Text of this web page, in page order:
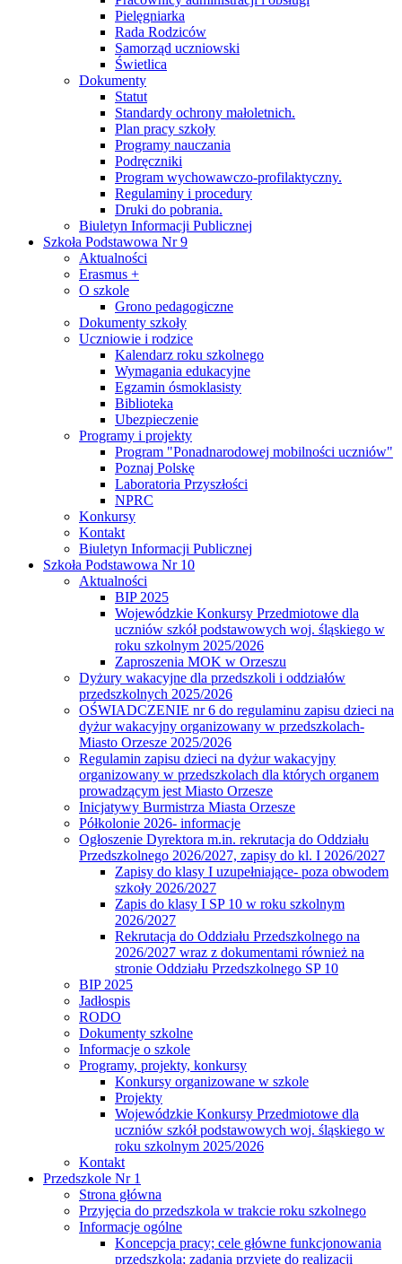
Pielęgniarka
Rada Rodziców
Samorząd uczniowski
Świetlica
Dokumenty
Statut
Standardy ochrony małoletnich.
Plan pracy szkoły
Programy nauczania
Podręczniki
Program wychowawczo-profilaktyczny.
Regulaminy i procedury
Druki do pobrania.
Biuletyn Informacji Publicznej
Szkoła Podstawowa Nr 9
Aktualności
Erasmus +
O szkole
Grono pedagogiczne
Dokumenty szkoły
Uczniowie i rodzice
Kalendarz roku szkolnego
Wymagania edukacyjne
Egzamin ósmoklasisty
Biblioteka
Ubezpieczenie
Programy i projekty
Program "Ponadnarodowej mobilności uczniów"
Poznaj Polskę
Laboratoria Przyszłości
NPRC
Konkursy
Kontakt
Biuletyn Informacji Publicznej
Szkoła Podstawowa Nr 10
Aktualności
BIP 2025
Wojewódzkie Konkursy Przedmiotowe dla
uczniów szkół podstawowych woj. śląskiego w
roku szkolnym 2025/2026
Zaproszenia MOK w Orzeszu
Dyżury wakacyjne dla przedszkoli i oddziałów
przedszkolnych 2025/2026
OŚWIADCZENIE nr 6 do regulaminu zapisu dzieci na
dyżur wakacyjny organizowany w przedszkolach-
Miasto Orzesze 2025/2026
Regulamin zapisu dzieci na dyżur wakacyjny
organizowany w przedszkolach dla których organem
prowadzącym jest Miasto Orzesze
Inicjatywy Burmistrza Miasta Orzesze
Półkolonie 2026- informacje
Ogłoszenie Dyrektora m.in. rekrutacja do Oddziału
Przedszkolnego 2026/2027, zapisy do kl. I 2026/2027
Zapisy do klasy I uzupełniające- poza obwodem
szkoły 2026/2027
Zapis do klasy I SP 10 w roku szkolnym
2026/2027
Rekrutacja do Oddziału Przedszkolnego na
2026/2027 wraz z dokumentami również na
stronie Oddziału Przedszkolnego SP 10
BIP 2025
Jadłospis
RODO
Dokumenty szkolne
Informacje o szkole
Programy, projekty, konkursy
Konkursy organizowane w szkole
Projekty
Wojewódzkie Konkursy Przedmiotowe dla
uczniów szkół podstawowych woj. śląskiego w
roku szkolnym 2025/2026
Kontakt
Przedszkole Nr 1
Strona główna
Przyjęcia do przedszkola w trakcie roku szkolnego
Informacje ogólne
Koncepcja pracy; cele główne funkcjonowania
przedszkola; zadania przyjęte do realizacji